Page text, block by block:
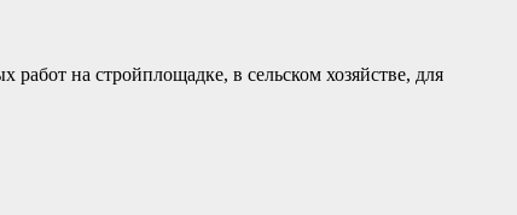
на стройплощадке, в сельском хозяйстве, для